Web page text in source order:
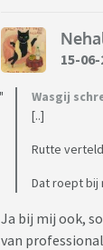
15-
Wasgij
[..]
Rutte
Dat roept bij
Ja bij mij ook,
van